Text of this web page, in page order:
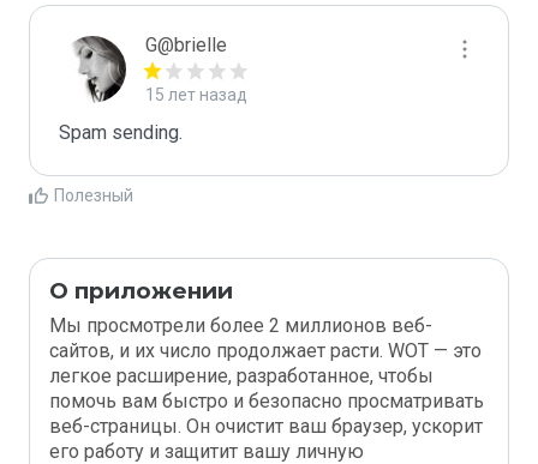
G@brielle
15 лет назад
Spam sending.
Полезный
О приложении
Мы просмотрели более 2 миллионов веб-
сайтов, и их число продолжает расти. WOT — это
легкое расширение, разработанное, чтобы
помочь вам быстро и безопасно просматривать
веб-страницы. Он очистит ваш браузер, ускорит
его работу и защитит вашу личную